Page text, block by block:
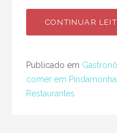
CONTINUAR
Publicado em
comer em
Restaurantes